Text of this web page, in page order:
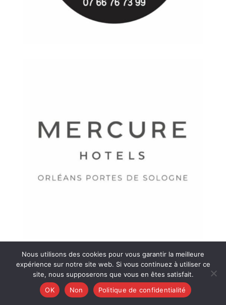
Nous utilisons des cookies pour vous garantir la meilleure
expérience sur notre site web. Si vous continuez à utiliser ce
site, nous supposerons que vous en êtes satisfait.
OK
Non Politique de confidentialité